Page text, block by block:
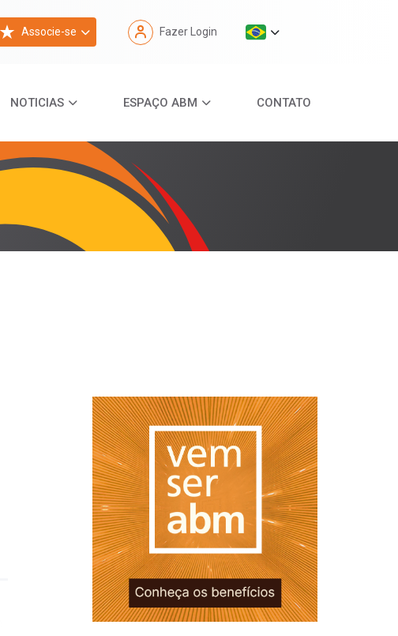
Associe-se Fazer Login
NOTICIAS ESPAÇO ABM CONTATO